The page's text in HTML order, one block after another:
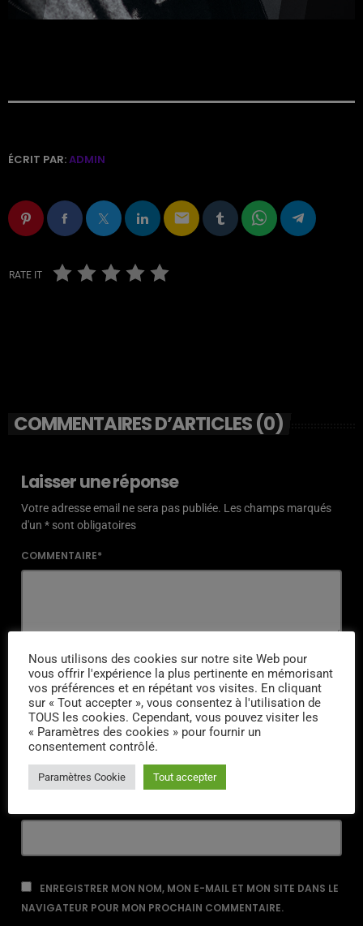
ÉCRIT PAR:ADMIN
email
RATE IT
COMMENTAIRES D’ARTICLES (0)
Laisser une réponse
Votre adresse email ne sera pas publiée. Les champs marqués
d'un * sont obligatoires
COMMENTAIRE*
NOM*
EMAIL*
ENREGISTRER MON NOM, MON E-MAIL ET MON SITE DANS LE
NAVIGATEUR POUR MON PROCHAIN COMMENTAIRE.
Nous utilisons des cookies sur notre site Web pour
vous offrir l'expérience la plus pertinente en mémorisant
vos préférences et en répétant vos visites. En cliquant
sur « Tout accepter », vous consentez à l'utilisation de
TOUS les cookies. Cependant, vous pouvez visiter les
« Paramètres des cookies » pour fournir un
consentement contrôlé.
Paramètres Cookie Tout accepter